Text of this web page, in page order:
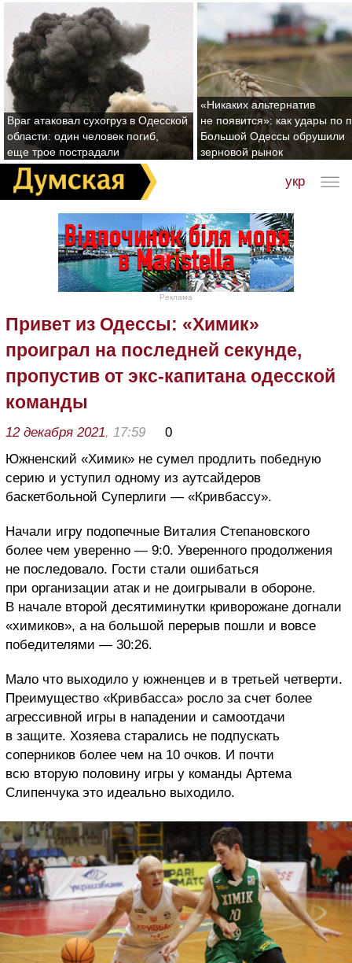
Враг атаковал сухогруз в Одесской
области: один человек погиб,
еще трое пострадали
«Никаких альтернатив
не появится»: как удары по
Большой Одессы обрушили
зерновой рынок
укр
Реклама
Привет из Одессы: «Химик»
проиграл на последней секунде,
пропустив от экс-капитана одесской
команды
12 декабря 2021, 17:59
0
Южненский «Химик» не сумел продлить победную
серию и уступил одному из аутсайдеров
баскетбольной Суперлиги — «Кривбассу».
Начали игру подопечные Виталия Степановского
более чем уверенно — 9:0. Уверенного продолжения
не последовало. Гости стали ошибаться
при организации атак и не доигрывали в обороне.
В начале второй десятиминутки криворожане догнали
«химиков», а на большой перерыв пошли и вовсе
победителями — 30:26.
Мало что выходило у южненцев и в третьей четверти.
Преимущество «Кривбасса» росло за счет более
агрессивной игры в нападении и самоотдачи
в защите. Хозяева старались не подпускать
соперников более чем на 10 очков. И почти
всю вторую половину игры у команды Артема
Слипенчука это идеально выходило.